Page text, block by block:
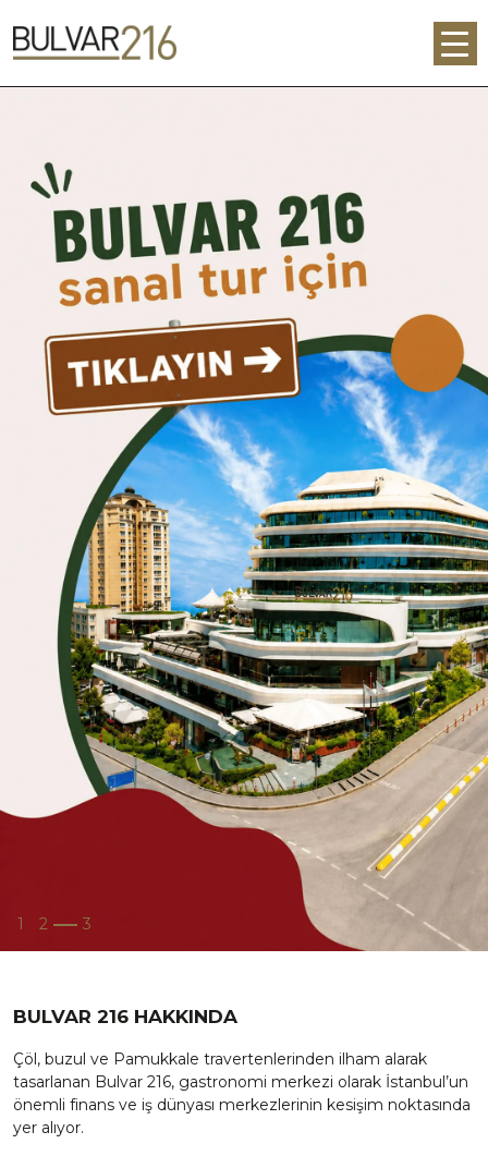
1 2 3
BULVAR 216 HAKKINDA
Çöl, buzul ve Pamukkale travertenlerinden ilham alarak
tasarlanan Bulvar 216, gastronomi merkezi olarak İstanbul’un
önemli finans ve iş dünyası merkezlerinin kesişim noktasında
yer alıyor.